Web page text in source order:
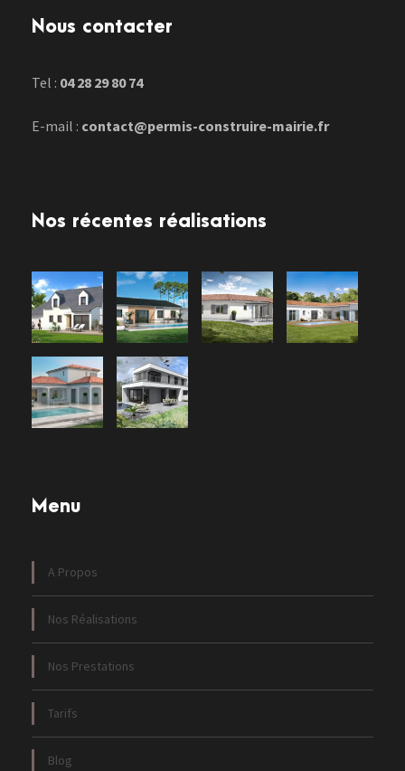
Nous contacter
Tel : 04 28 29 80 74
E-mail : contact@permis-construire-mairie.fr
Nos récentes réalisations
Menu
A Propos
Nos Réalisations
Nos Prestations
Tarifs
Blog